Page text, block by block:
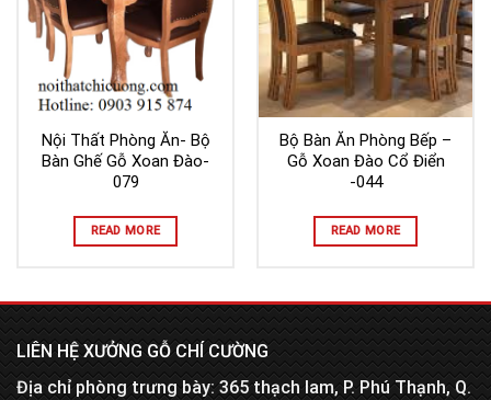
Nội Thất Phòng Ăn- Bộ
Bàn Ghế Gỗ Xoan Đào-
079
READ MORE
Bộ Bàn Ăn Phòng Bếp –
Gỗ Xoan Đào Cổ Điển
-044
READ MORE
LIÊN HỆ XƯỞNG GỖ CHÍ CƯỜNG
Địa chỉ phòng trưng bày: 365 thạch lam, P. Phú Thạnh, Q.